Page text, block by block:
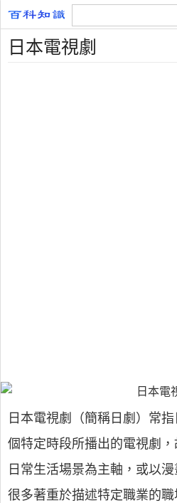
日本電視劇
日本電視劇（簡稱日劇）常
個特定時段所播出的電視劇
日常生活場景為主軸，或以
很多著重於描述特定職業的